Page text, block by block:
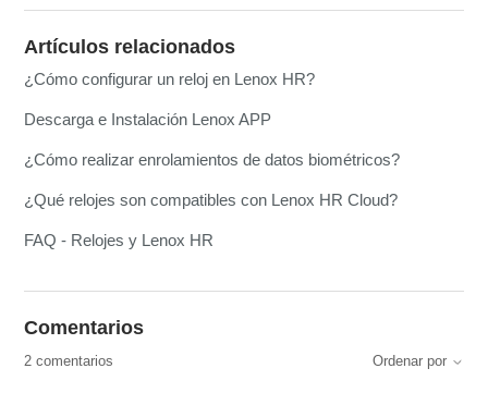
Artículos relacionados
¿Cómo configurar un reloj en Lenox HR?
Descarga e Instalación Lenox APP
¿Cómo realizar enrolamientos de datos biométricos?
¿Qué relojes son compatibles con Lenox HR Cloud?
FAQ - Relojes y Lenox HR
Comentarios
2 comentarios Ordenar por